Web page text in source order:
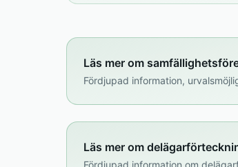
Läs mer om
Fördjupad information,
Läs mer om
Fördjupad information om